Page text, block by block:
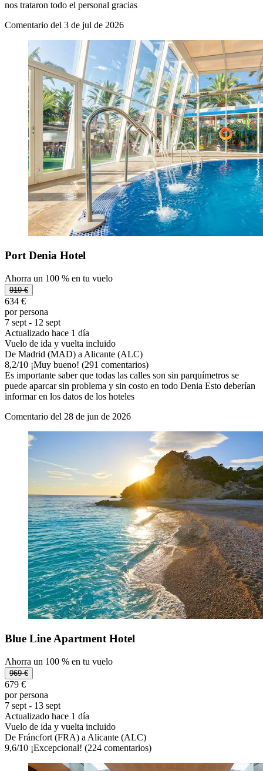
nos trataron todo el personal gracias
Comentario del 3 de jul de 2026
Port Denia Hotel
Ahorra un 100 % en tu vuelo
919 €
634 €
por persona
7 sept - 12 sept
Actualizado hace 1 día
Vuelo de ida y vuelta incluido
De Madrid (MAD) a Alicante (ALC)
8,2/10 ¡Muy bueno! (291 comentarios)
Es importante saber que todas las calles son sin parquímetros se
puede aparcar sin problema y sin costo en todo Denia Esto deberían
informar en los datos de los hoteles
Comentario del 28 de jun de 2026
Blue Line Apartment Hotel
Ahorra un 100 % en tu vuelo
969 €
679 €
por persona
7 sept - 13 sept
Actualizado hace 1 día
Vuelo de ida y vuelta incluido
De Fráncfort (FRA) a Alicante (ALC)
9,6/10 ¡Excepcional! (224 comentarios)